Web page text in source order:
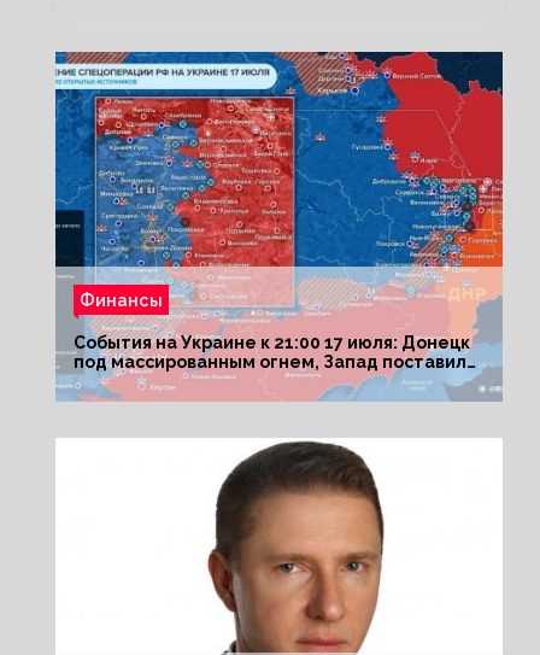
Финансы
События на Украине к 21:00 17 июля: Донецк
под массированным огнем, Запад поставил
Киеву ультиматум